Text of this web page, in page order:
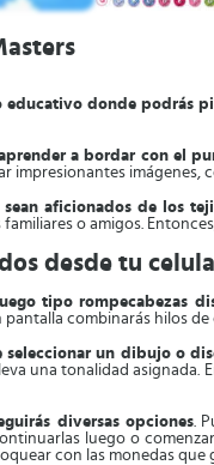
donde podrás
a bordar con el
impresionantes
aficionados de los
o amigos.
desde tu
tipo rompecabezas
combinarás hilos
seleccionar un dibujo o
una tonalidad
diversas opciones.
luego o
con las monedas que